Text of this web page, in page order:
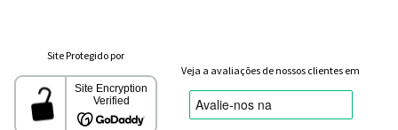
Site Protegido por
Veja a avaliações de nossos clientes em